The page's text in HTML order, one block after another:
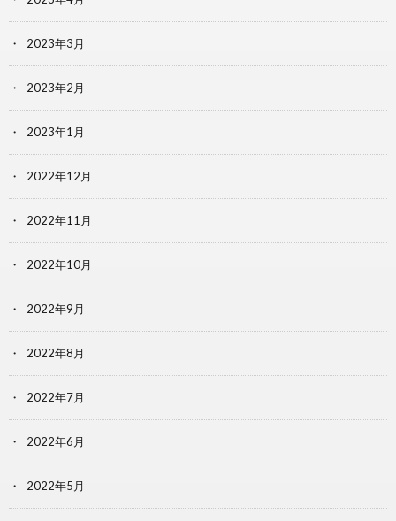
2023年3月
2023年2月
2023年1月
2022年12月
2022年11月
2022年10月
2022年9月
2022年8月
2022年7月
2022年6月
2022年5月